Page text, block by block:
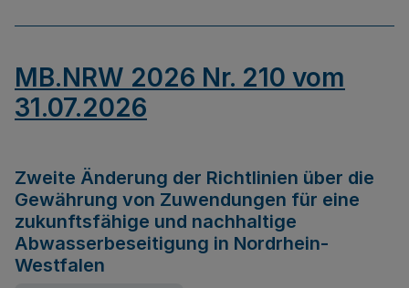
MB.NRW 2026 Nr. 210 vom
31.07.2026
Zweite Änderung der Richtlinien über die
Gewährung von Zuwendungen für eine
zukunftsfähige und nachhaltige
Abwasserbeseitigung in Nordrhein-
Westfalen